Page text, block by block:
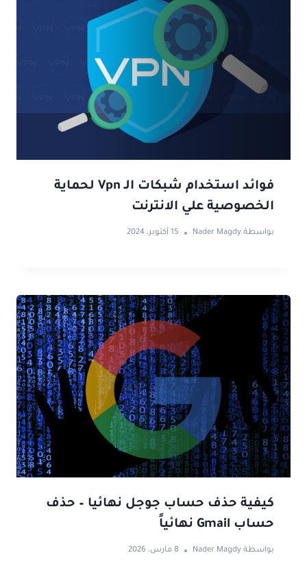
فوائد استخدام شبكات الـ Vpn لحماية
الخصوصية علي الانترنت
بواسطة Nader Magdy 15 أكتوبر، 2024
كيفية حذف حساب جوجل نهائيا – حذف
حساب Gmail نهائياً
بواسطة Nader Magdy 8 مارس، 2026